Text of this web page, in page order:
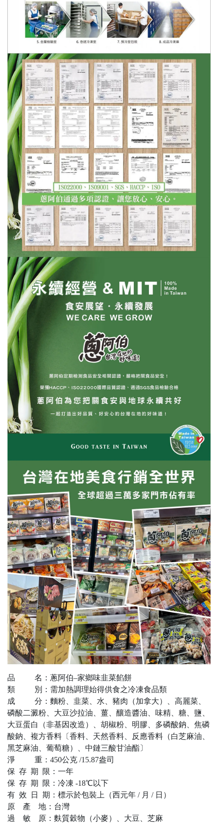
品 名：蔥阿伯–家鄉味韭菜餡餅
類 別：需加熱調理始得供食之冷凍食品類
成 分：麵粉、韭菜、水、豬肉（加拿大）、高麗菜、
磷酸二澱粉、大豆沙拉油、薑、釀造醬油、味精、糖、鹽、
大豆蛋白（非基因改造）、胡椒粉、明膠、多磷酸鈉、焦磷
酸鈉、複方香料〔香料、天然香料、反應香料（白芝麻油、
黑芝麻油、葡萄糖）、中鏈三酸甘油酯〕
淨 重：450公克 /15.87盎司
保 存 期 限：一年
保 存 期 限：冷凍 -18℃以下
有 效 日 期：標示於包裝上（西元年 / 月 / 日）
原 產 地：台灣
過 敏 原：麩質穀物（小麥）、大豆、芝麻